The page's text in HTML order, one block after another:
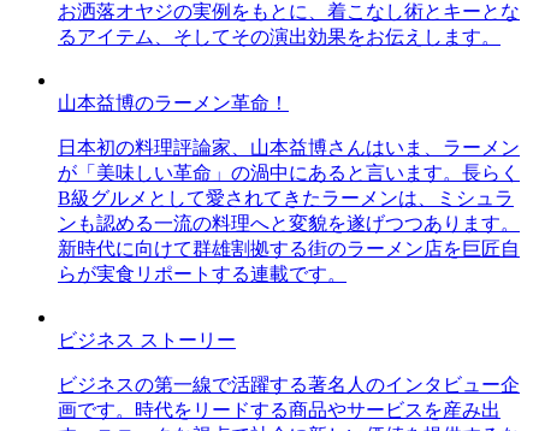
お洒落オヤジの実例をもとに、着こなし術とキーとな
るアイテム、そしてその演出効果をお伝えします。
山本益博のラーメン革命！
日本初の料理評論家、山本益博さんはいま、ラーメン
が「美味しい革命」の渦中にあると言います。長らく
B級グルメとして愛されてきたラーメンは、ミシュラ
ンも認める一流の料理へと変貌を遂げつつあります。
新時代に向けて群雄割拠する街のラーメン店を巨匠自
らが実食リポートする連載です。
ビジネス ストーリー
ビジネスの第一線で活躍する著名人のインタビュー企
画です。時代をリードする商品やサービスを産み出